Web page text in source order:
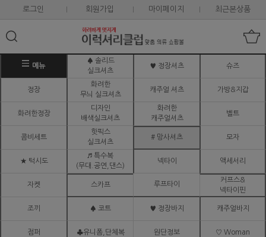
로그인 회원가입 마이페이지 최근본상품
메뉴
♠ 솔리드
실크셔츠
♥ 정장셔츠 슈즈
정장
화려한
무늬 실크셔츠
캐주얼 셔츠 가방&지갑
화려한정장
디자인
배색실크셔츠
화려한
캐주얼셔츠
벨트
콤비세트
핫픽스
실크셔츠
# 망사셔츠 모자
★ 턱시도
♬ 특수복
(무대.공연,댄스)
넥타이 액세서리
자켓 스카프 루프타이
커프스&
넥타이핀
조끼 ♠ 코트 ♥ 정장바지 캐주얼바지
점퍼 ♣유니폼,단체복 원단정보 ♡ Woman